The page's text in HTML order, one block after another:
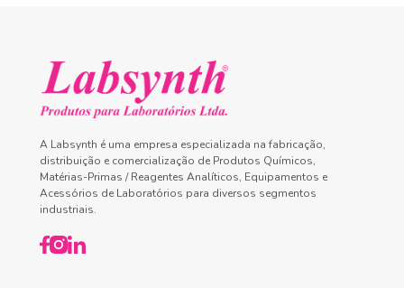
A Labsynth é uma empresa especializada na fabricação,
distribuição e comercialização de Produtos Químicos,
Matérias-Primas / Reagentes Analíticos, Equipamentos e
Acessórios de Laboratórios para diversos segmentos
industriais.